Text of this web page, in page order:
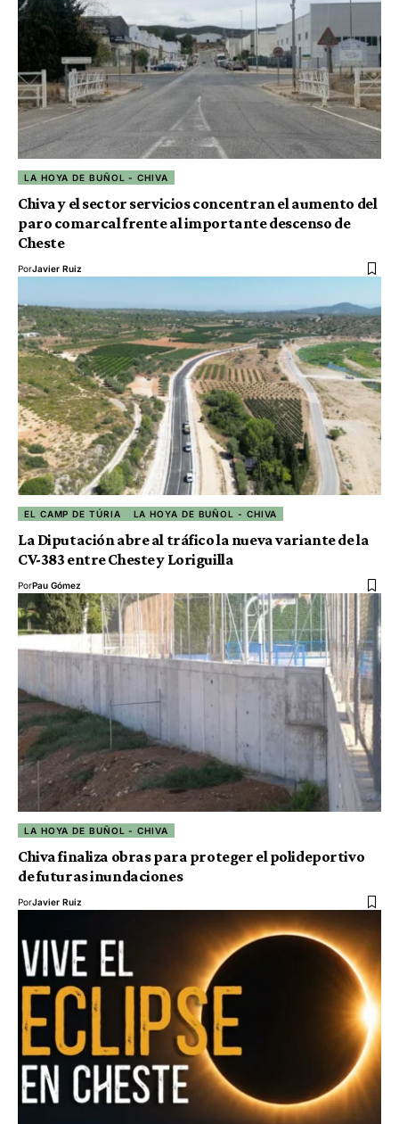
LA HOYA DE BUÑOL - CHIVA
Chiva y el sector servicios concentran el aumento del
paro comarcal frente al importante descenso de
Cheste
PorJavier Ruiz
EL CAMP DE TÚRIA LA HOYA DE BUÑOL - CHIVA
La Diputación abre al tráfico la nueva variante de la
CV-383 entre Cheste y Loriguilla
PorPau Gómez
LA HOYA DE BUÑOL - CHIVA
Chiva finaliza obras para proteger el polideportivo
de futuras inundaciones
PorJavier Ruiz